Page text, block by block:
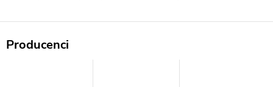
Producenci